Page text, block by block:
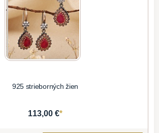
925 strieborných žien
113,00 €*